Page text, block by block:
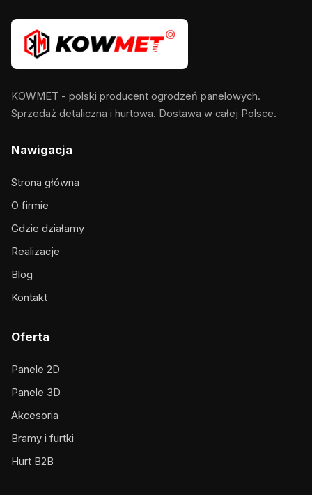
KOWMET - polski producent ogrodzeń panelowych.
Sprzedaż detaliczna i hurtowa. Dostawa w całej Polsce.
Nawigacja
Strona główna
O firmie
Gdzie działamy
Realizacje
Blog
Kontakt
Oferta
Panele 2D
Panele 3D
Akcesoria
Bramy i furtki
Hurt B2B